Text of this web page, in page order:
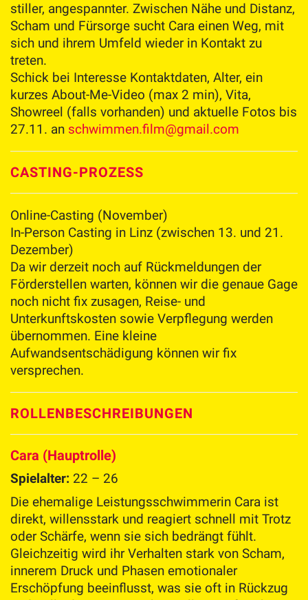
stiller, angespannter. Zwischen Nähe und Distanz,
Scham und Fürsorge sucht Cara einen Weg, mit
sich und ihrem Umfeld wieder in Kontakt zu
treten.
Schick bei Interesse Kontaktdaten, Alter, ein
kurzes About-Me-Video (max 2 min), Vita,
Showreel (falls vorhanden) und aktuelle Fotos bis
27.11. an schwimmen.film@gmail.com
CASTING-PROZESS
Online-Casting (November)
In-Person Casting in Linz (zwischen 13. und 21.
Dezember)
Da wir derzeit noch auf Rückmeldungen der
Förderstellen warten, können wir die genaue Gage
noch nicht fix zusagen, Reise- und
Unterkunftskosten sowie Verpflegung werden
übernommen. Eine kleine
Aufwandsentschädigung können wir fix
versprechen.
ROLLENBESCHREIBUNGEN
Cara (Hauptrolle)
Spielalter: 22 – 26
Die ehemalige Leistungsschwimmerin Cara ist
direkt, willensstark und reagiert schnell mit Trotz
oder Schärfe, wenn sie sich bedrängt fühlt.
Gleichzeitig wird ihr Verhalten stark von Scham,
innerem Druck und Phasen emotionaler
Erschöpfung beeinflusst, was sie oft in Rückzug